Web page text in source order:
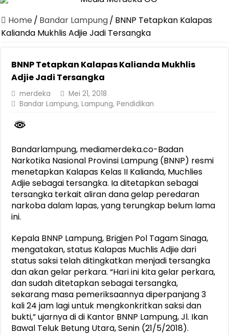
Canangkan Desa TAPIS dan Luncurkan Sekolah Lansia di
Pemprov Lampung Berhasil Kendalikan Inflasi, Jadi Provinsi
Dirut Jasa Raharja Dampingi Wamenhub Tinjau Penanganan
Pastikan Pelayanan Maksimal, Direksi Jasa Raharja Tinjau Korban
Dirut Jasa Raharja Dampingi Wamenhub Tinjau Penanganan
Purnama Wulan Sari Mirza Buka SiSeSa Roadshow Lampung
Home / Bandar Lampung/ BNNP Tetapkan Kalapas
Kalianda Mukhlis Adjie Jadi Tersangka
BNNP Tetapkan Kalapas Kalianda Mukhlis
Adjie Jadi Tersangka
merdeka
Mei 21, 2018
Bandar Lampung,Lampung,Pendidikan
Bandarlampung, mediamerdeka.co-Badan
Narkotika Nasional Provinsi Lampung (BNNP) resmi
menetapkan Kalapas Kelas II Kalianda, Muchlies
Adjie sebagai tersangka. Ia ditetapkan sebagai
tersangka terkait aliran dana gelap peredaran
narkoba dalam lapas, yang terungkap belum lama
ini.
Kepala BNNP Lampung, Brigjen Pol Tagam Sinaga,
mengatakan, status Kalapas Muchlis Adjie dari
status saksi telah ditingkatkan menjadi tersangka
dan akan gelar perkara. “Hari ini kita gelar perkara,
dan sudah ditetapkan sebagai tersangka,
sekarang masa pemeriksaannya diperpanjang 3
kali 24 jam lagi untuk mengkonkritkan saksi dan
bukti,” ujarnya di di Kantor BNNP Lampung, Jl. Ikan
Bawal Teluk Betung Utara, Senin (21/5/2018).